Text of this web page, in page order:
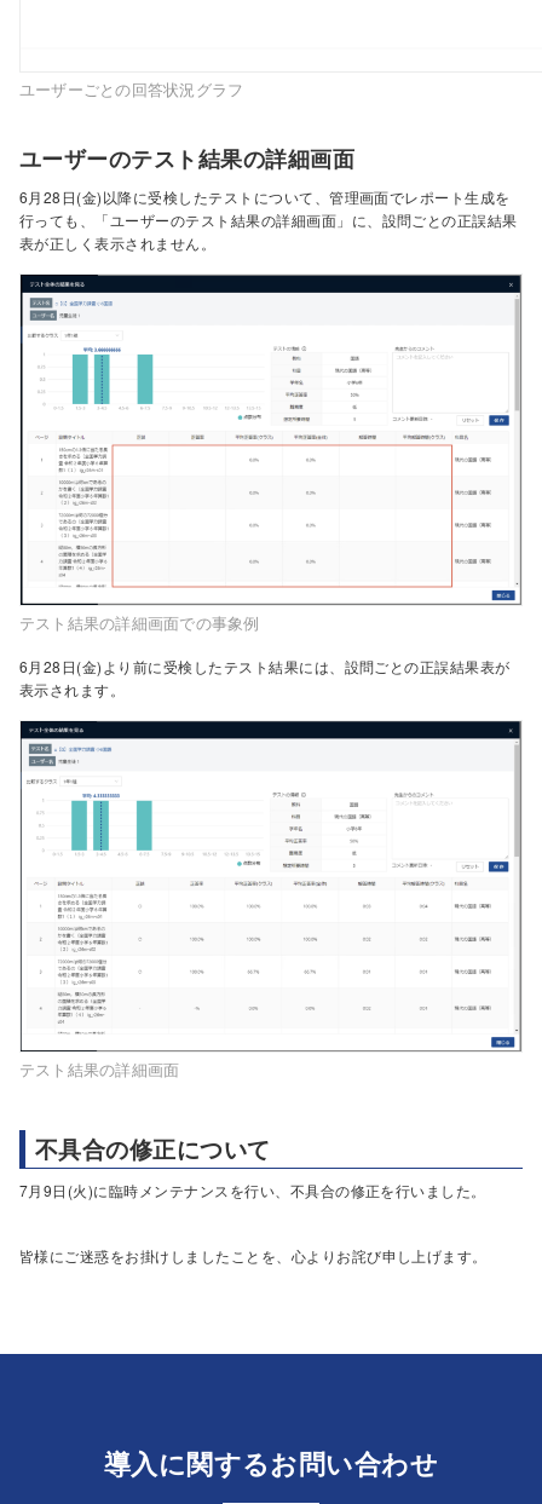
ユーザーごとの回答状況グラフ
ユーザーのテスト結果の詳細画面
6月28日(金)以降に受検したテストについて、管理画面でレポート生成を
行っても、「ユーザーのテスト結果の詳細画面」に、設問ごとの正誤結果
表が正しく表示されません。
テスト結果の詳細画面での事象例
6月28日(金)より前に受検したテスト結果には、設問ごとの正誤結果表が
表示されます。
テスト結果の詳細画面
不具合の修正について
7月9日(火)に臨時メンテナンスを行い、不具合の修正を行いました。
皆様にご迷惑をお掛けしましたことを、心よりお詫び申し上げます。
導入に関するお問い合わせ